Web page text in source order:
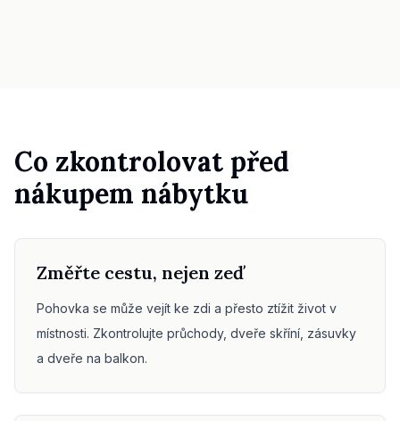
🇨🇿Čeština
Přihlásit se
Co zkontrolovat před
nákupem nábytku
Změřte cestu, nejen zeď
Pohovka se může vejít ke zdi a přesto ztížit život v
místnosti. Zkontrolujte průchody, dveře skříní, zásuvky
a dveře na balkon.